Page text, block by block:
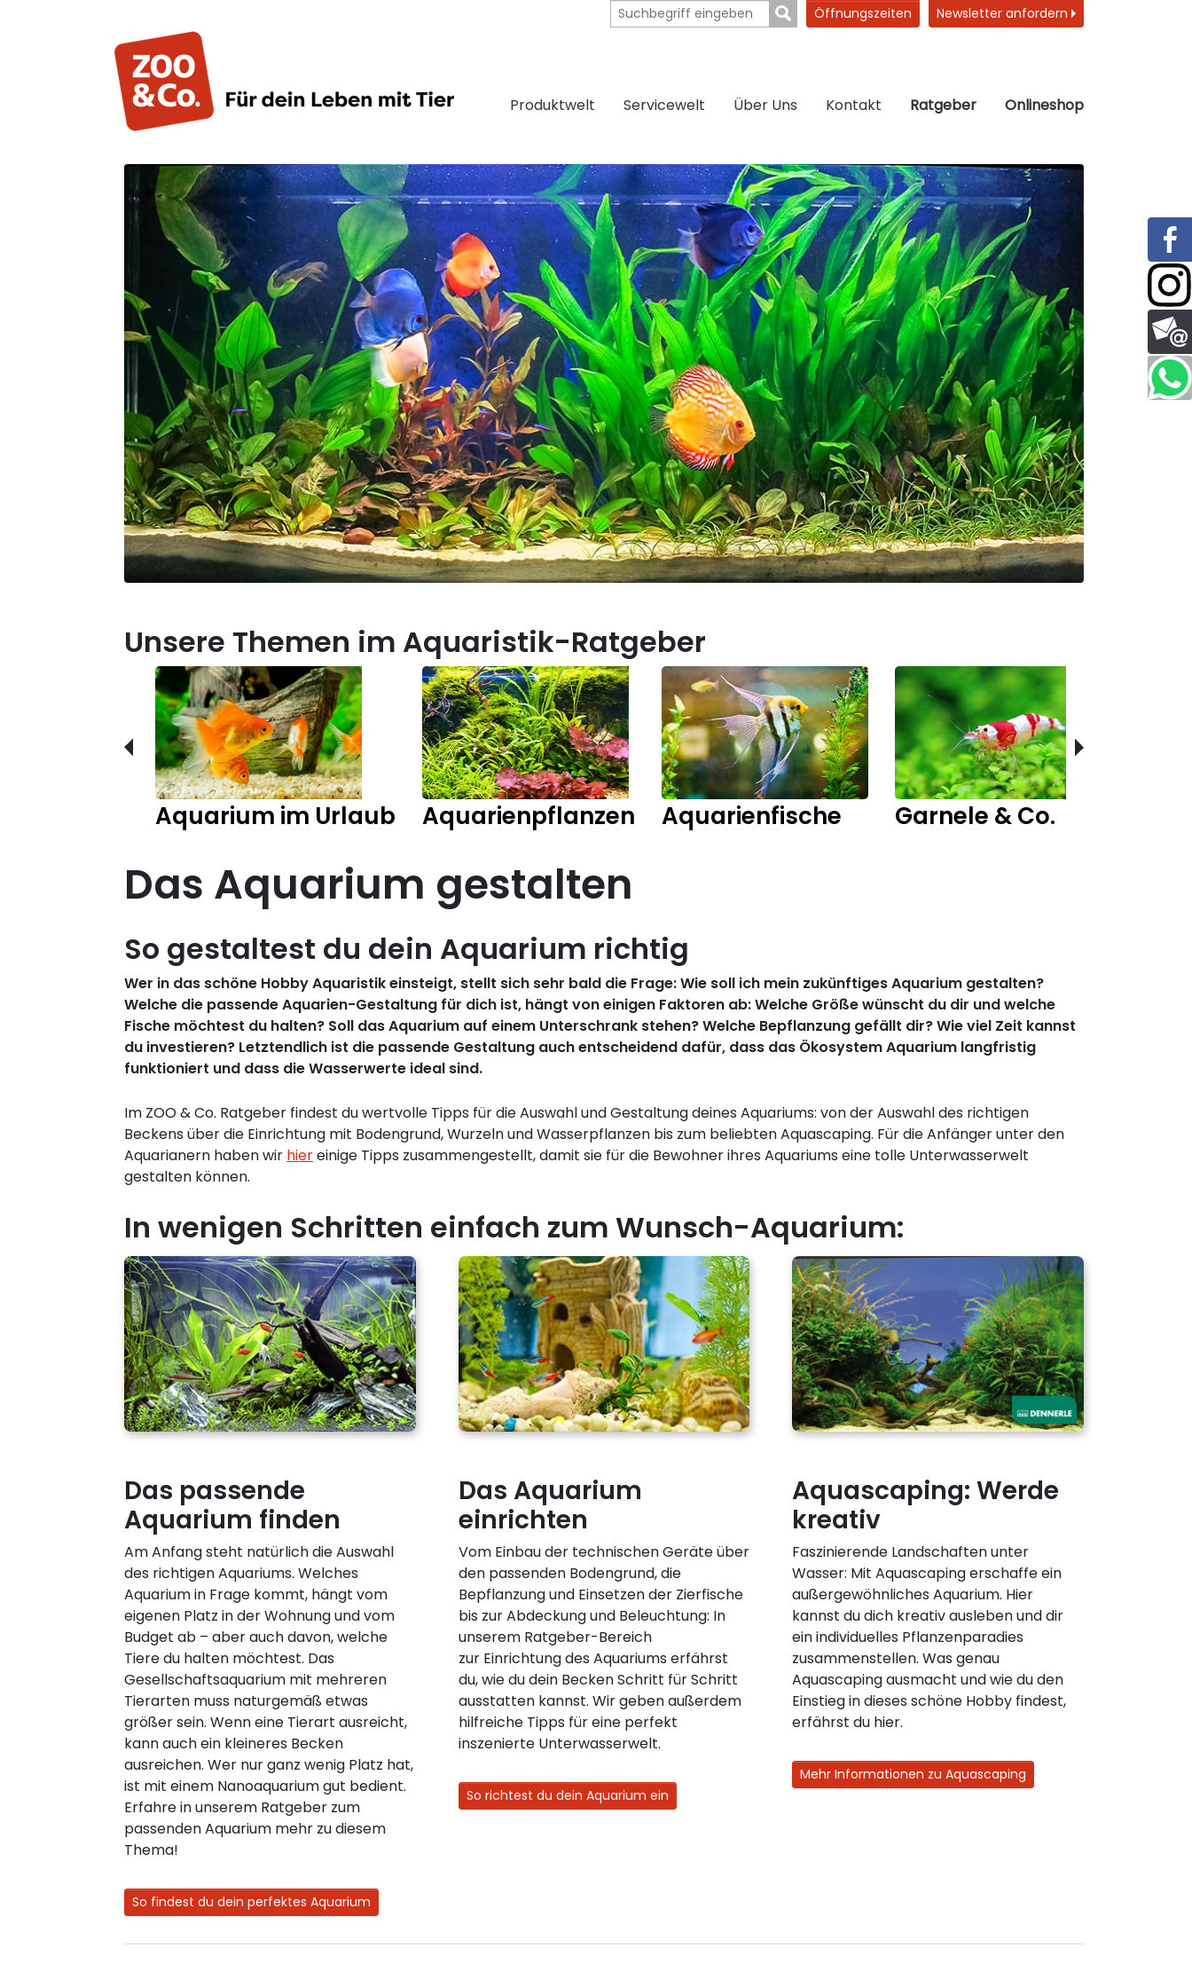
Öffnungszeiten Newsletter anfordern
Produktwelt Servicewelt Über Uns Kontakt Ratgeber Onlineshop
Unsere Themen im Aquaristik-Ratgeber
Aquarium im Urlaub Aquarienpflanzen Aquarienfische Garnele & Co.
Das Aquarium gestalten
So gestaltest du dein Aquarium richtig
Wer in das schöne Hobby Aquaristik einsteigt, stellt sich sehr bald die Frage: Wie soll ich mein zukünftiges Aquarium gestalten?
Welche die passende Aquarien-Gestaltung für dich ist, hängt von einigen Faktoren ab: Welche Größe wünscht du dir und welche
Fische möchtest du halten? Soll das Aquarium auf einem Unterschrank stehen? Welche Bepflanzung gefällt dir? Wie viel Zeit kannst
du investieren? Letztendlich ist die passende Gestaltung auch entscheidend dafür, dass das Ökosystem Aquarium langfristig
funktioniert und dass die Wasserwerte ideal sind.
Im ZOO & Co. Ratgeber findest du wertvolle Tipps für die Auswahl und Gestaltung deines Aquariums: von der Auswahl des richtigen
Beckens über die Einrichtung mit Bodengrund, Wurzeln und Wasserpflanzen bis zum beliebten Aquascaping. Für die Anfänger unter den
Aquarianern haben wir hiereinige Tipps zusammengestellt, damit sie für die Bewohner ihres Aquariums eine tolle Unterwasserwelt
gestalten können.
In wenigen Schritten einfach zum Wunsch-Aquarium:
Das passende
Aquarium finden
Am Anfang steht natürlich die Auswahl
des richtigen Aquariums. Welches
Aquarium in Frage kommt, hängt vom
eigenen Platz in der Wohnung und vom
Budget ab – aber auch davon, welche
Tiere du halten möchtest. Das
Gesellschaftsaquarium mit mehreren
Tierarten muss naturgemäß etwas
größer sein. Wenn eine Tierart ausreicht,
kann auch ein kleineres Becken
ausreichen. Wer nur ganz wenig Platz hat,
ist mit einem Nanoaquarium gut bedient.
Erfahre in unserem Ratgeber zum
passenden Aquarium mehr zu diesem
Thema!
So findest du dein perfektes Aquarium
Das Aquarium
einrichten
Vom Einbau der technischen Geräte über
den passenden Bodengrund, die
Bepflanzung und Einsetzen der Zierfische
bis zur Abdeckung und Beleuchtung: In
unserem Ratgeber-Bereich
zur Einrichtung des Aquariums erfährst
du, wie du dein Becken Schritt für Schritt
ausstatten kannst. Wir geben außerdem
hilfreiche Tipps für eine perfekt
inszenierte Unterwasserwelt.
So richtest du dein Aquarium ein
Aquascaping: Werde
kreativ
Faszinierende Landschaften unter
Wasser: Mit Aquascaping erschaffe ein
außergewöhnliches Aquarium. Hier
kannst du dich kreativ ausleben und dir
ein individuelles Pflanzenparadies
zusammenstellen. Was genau
Aquascaping ausmacht und wie du den
Einstieg in dieses schöne Hobby findest,
erfährst du hier.
Mehr Informationen zu Aquascaping